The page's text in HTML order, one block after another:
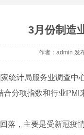
3月份制造
作者：admin 发
统计局服务业调查中
分项指数和行业PMI
落，主要是受新冠疫